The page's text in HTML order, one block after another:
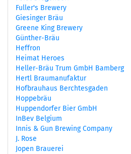
Fuller's Brewery
Giesinger Bräu
Greene King Brewery
Günther-Bräu
Heffron
Heimat Heroes
Heller-Bräu Trum GmbH Bamberg
Hertl Braumanufaktur
Hofbrauhaus Berchtesgaden
Hoppebräu
Huppendorfer Bier GmbH
InBev Belgium
Innis & Gun Brewing Company
J. Rose
Jopen Brauerei